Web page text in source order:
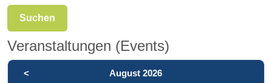
Suchen
Veranstaltungen (Events)
< August 2026